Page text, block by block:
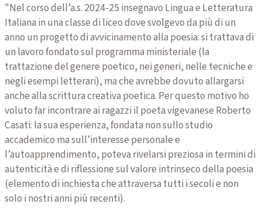
"Nel corso dell’a.s. 2024-25 insegnavo Lingua e Letteratura
Italiana in una classe di liceo dove svolgevo da più di un
anno un progetto di avvicinamento alla poesia: si trattava di
un lavoro fondato sul programma ministeriale (la
trattazione del genere poetico, nei generi, nelle tecniche e
negli esempi letterari), ma che avrebbe dovuto allargarsi
anche alla scrittura creativa poetica. Per questo motivo ho
voluto far incontrare ai ragazzi il poeta vigevanese Roberto
Casati: la sua esperienza, fondata non sullo studio
accademico ma sull’interesse personale e
l’autoapprendimento, poteva rivelarsi preziosa in termini di
autenticità e di riflessione sul valore intrinseco della poesia
(elemento di inchiesta che attraversa tutti i secoli e non
solo i nostri anni più recenti).